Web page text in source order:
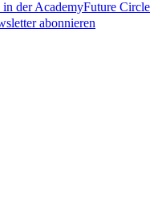
in der AcademyFuture Circle
abonnieren